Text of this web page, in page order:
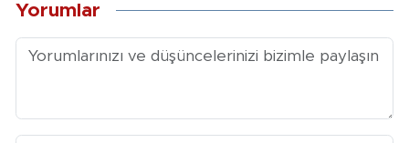
Yorumlar